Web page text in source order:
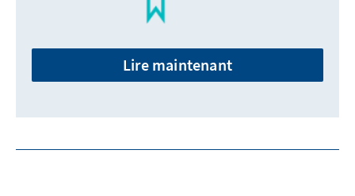
Lire maintenant